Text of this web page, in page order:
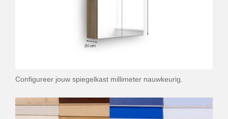
Configureer jouw spiegelkast millimeter nauwkeurig.